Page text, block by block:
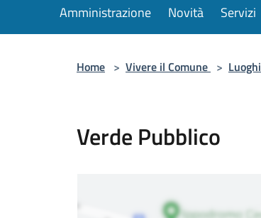
Amministrazione Novità Servizi
Home > Vivere il Comune > Luoghi
Verde Pubblico